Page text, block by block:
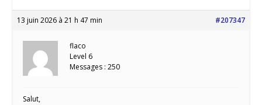
13 juin 2026 à 21 h 47 min #207347
flaco
Level 6
Messages : 250
Salut,